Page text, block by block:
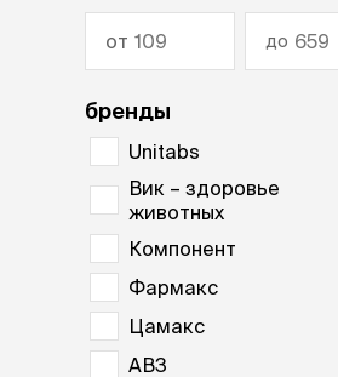
от до
бренды
Unitabs
Вик – здоровье
животных
Компонент
Фармакс
Цамакс
АВЗ